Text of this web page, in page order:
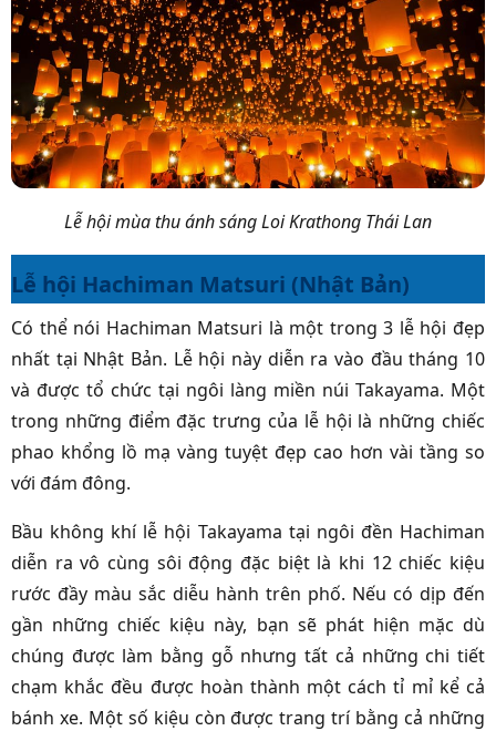
Lễ hội mùa thu ánh sáng Loi Krathong Thái Lan
Lễ hội Hachiman Matsuri (Nhật Bản)
Có thể nói Hachiman Matsuri là một trong 3 lễ hội đẹp
nhất tại Nhật Bản. Lễ hội này diễn ra vào đầu tháng 10
và được tổ chức tại ngôi làng miền núi Takayama. Một
trong những điểm đặc trưng của lễ hội là những chiếc
phao khổng lồ mạ vàng tuyệt đẹp cao hơn vài tầng so
với đám đông.
Bầu không khí lễ hội Takayama tại ngôi đền Hachiman
diễn ra vô cùng sôi động đặc biệt là khi 12 chiếc kiệu
rước đầy màu sắc diễu hành trên phố. Nếu có dịp đến
gần những chiếc kiệu này, bạn sẽ phát hiện mặc dù
chúng được làm bằng gỗ nhưng tất cả những chi tiết
chạm khắc đều được hoàn thành một cách tỉ mỉ kể cả
bánh xe. Một số kiệu còn được trang trí bằng cả những